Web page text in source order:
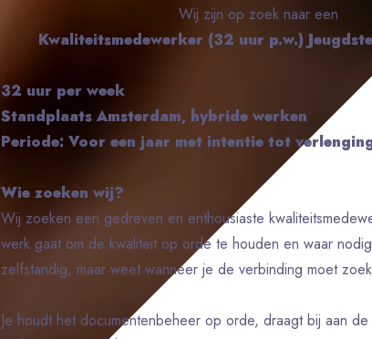
Wij zijn op zoek naar een
Kwaliteitsmedewerker (32 uur p.w.)
32 uur per week
Standplaats Amsterdam, hybride werken
Periode: Voor een jaar met intentie tot
Wie zoeken wij?
Wij zoeken een gedreven en enthousiaste
werk gaat om de kwaliteit op orde te houden en waar
zelfstandig, maar weet wanneer je de verbinding moet
Je houdt het documentenbeheer op orde, draagt bij aan